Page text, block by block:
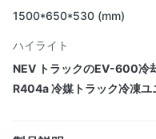
1500*650*530 (mm)
ハイライト
NEV トラックのEV-600冷
R404a 冷媒トラック冷凍ユ